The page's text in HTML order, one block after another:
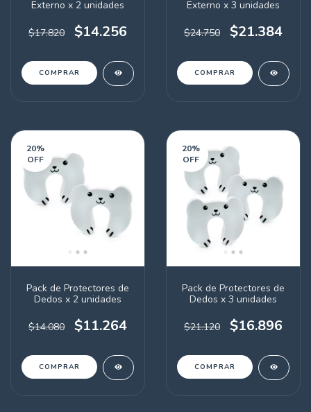
Externo x 2 unidades
$17.820 $14.256
COMPRAR
Externo x 3 unidades
$24.750 $21.384
COMPRAR
20%
OFF
Pack de Protectores de
Dedos x 2 unidades
$14.080 $11.264
20%
OFF
Pack de Protectores de
Dedos x 3 unidades
$21.120 $16.896